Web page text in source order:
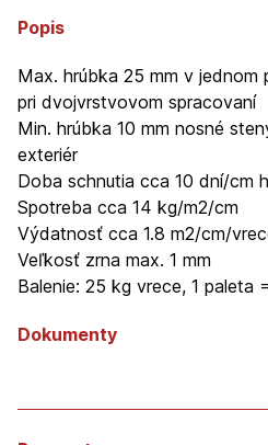
Popis
Max. hrúbka 25 mm v jednom
pri dvojvrstvovom spracovaní
Min. hrúbka 10 mm nosné
exteriér
Doba schnutia cca 10 dní/cm
Spotreba cca 14 kg/m2/cm
Výdatnosť cca 1.8 m2/cm/
Veľkosť zrna max. 1 mm
Balenie: 25 kg vrece, 1 paleta
Dokumenty